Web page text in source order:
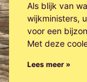
Als blijk van
wijkministers,
voor een
Met deze
Lees meer »